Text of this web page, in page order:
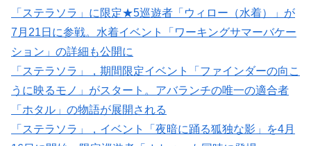
「ステラソラ」に限定★5巡遊者「ウィロー（水着）」が
7月21日に参戦。水着イベント「ワーキングサマーバケー
ション」の詳細も公開に
「ステラソラ」，期間限定イベント「ファインダーの向こ
うに映るモノ」がスタート。アバランチの唯一の適合者
「ホタル」の物語が展開される
「ステラソラ」，イベント「夜暗に踊る狐独な影」を4月